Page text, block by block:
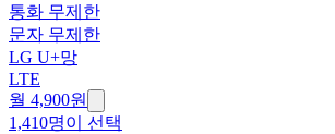
통화 무제한
문자 무제한
LG U+망
LTE
월 4,900원
1,410명이 선택